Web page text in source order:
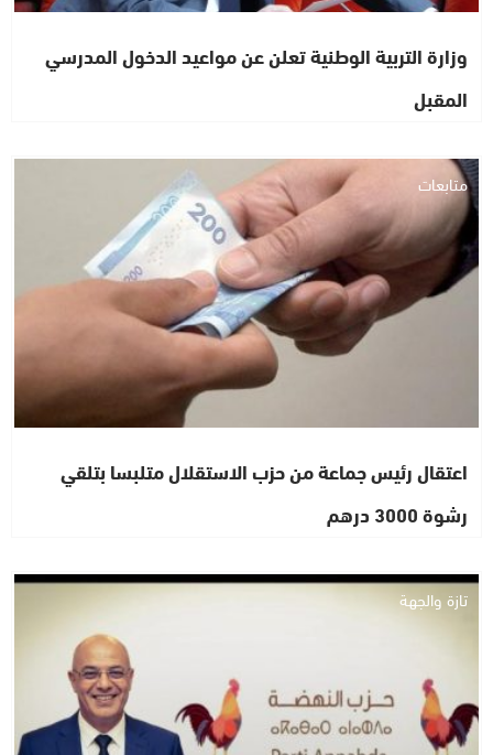
وزارة التربية الوطنية تعلن عن مواعيد الدخول المدرسي
المقبل
متابعات
اعتقال رئيس جماعة من حزب الاستقلال متلبسا بتلقي
رشوة 3000 درهم
تازة والجهة